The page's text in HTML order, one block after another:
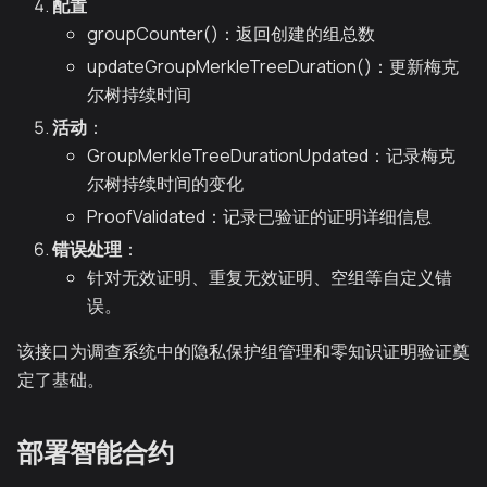
配置
groupCounter() ：返回创建的组总数
updateGroupMerkleTreeDuration() ：更新梅克
尔树持续时间
活动 ：
GroupMerkleTreeDurationUpdated ：记录梅克
尔树持续时间的变化
ProofValidated ：记录已验证的证明详细信息
错误处理 ：
针对无效证明、重复无效证明、空组等自定义错
误。
该接口为调查系统中的隐私保护组管理和零知识证明验证奠
定了基础。
部署智能合约